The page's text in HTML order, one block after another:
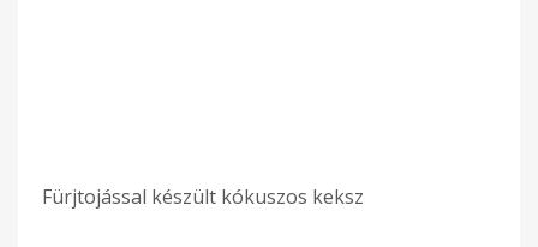
Fürjtojással készült kókuszos keksz